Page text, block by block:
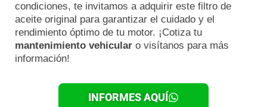
condiciones, te invitamos a adquirir este filtro de
aceite original para garantizar el cuidado y el
rendimiento óptimo de tu motor. ¡Cotiza tu
mantenimiento vehicular o visítanos para más
información!
INFORMES AQUÍ